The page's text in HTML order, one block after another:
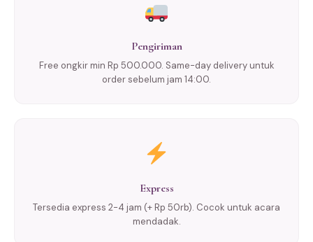
Pengiriman
Free ongkir min Rp 500.000. Same-day delivery untuk
order sebelum jam 14:00.
Express
Tersedia express 2-4 jam (+ Rp 50rb). Cocok untuk acara
mendadak.